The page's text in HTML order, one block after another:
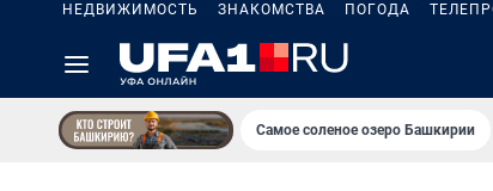
НЕДВИЖИМОСТЬ ЗНАКОМСТВА ПОГОДА
Самое соленое озеро Башкирии